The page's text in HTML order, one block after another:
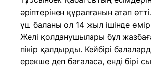
әріптерінен құралғанын атап
үш баланы ол 14 жыл ішінде
Желі қолданушылары бұл
пікір қалдырды. Кейбірі
ерекше деп бағаласа, енді бірі